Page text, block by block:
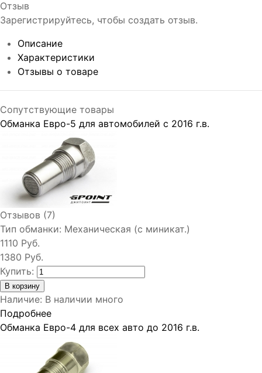
Отзыв
Зарегистрируйтесь, чтобы создать отзыв.
Описание
Характеристики
Отзывы о товаре
Сопутствующие товары
Обманка Евро-5 для автомобилей с 2016 г.в.
Отзывов (7)
Тип обманки: Механическая (с миникат.)
1110 Руб.
1380 Руб.
Купить:
Наличие: В наличии много
Подробнее
Обманка Евро-4 для всех авто до 2016 г.в.